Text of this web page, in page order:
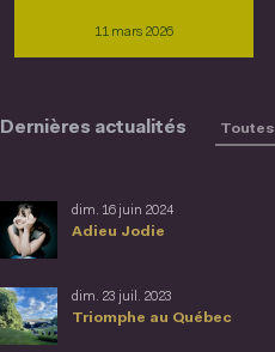
11 mars 2026
Dernières actualités Toutes
Adieu Jodie
dim. 16 juin 2024
Triomphe au Québec
dim. 23 juil. 2023